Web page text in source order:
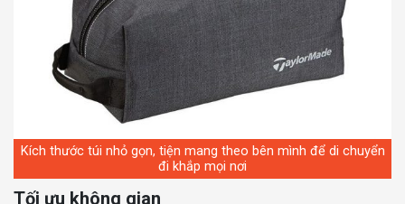
Kích thước túi nhỏ gọn, tiện mang theo bên mình để di chuyển
đi khắp mọi nơi
Tối ưu không gian